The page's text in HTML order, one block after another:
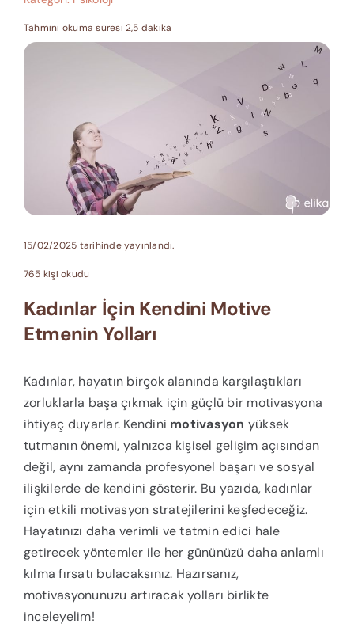
Tahmini okuma süresi 2,5 dakika
15/02/2025 tarihinde yayınlandı.
765 kişi okudu
Kadınlar İçin Kendini Motive
Etmenin Yolları
Kadınlar, hayatın birçok alanında karşılaştıkları
zorluklarla başa çıkmak için güçlü bir motivasyona
ihtiyaç duyarlar. Kendini motivasyon yüksek
tutmanın önemi, yalnızca kişisel gelişim açısından
değil, aynı zamanda profesyonel başarı ve sosyal
ilişkilerde de kendini gösterir. Bu yazıda, kadınlar
için etkili motivasyon stratejilerini keşfedeceğiz.
Hayatınızı daha verimli ve tatmin edici hale
getirecek yöntemler ile her gününüzü daha anlamlı
kılma fırsatı bulacaksınız. Hazırsanız,
motivasyonunuzu artıracak yolları birlikte
inceleyelim!